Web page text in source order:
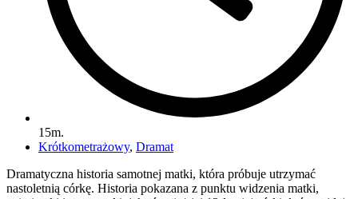
15m.
Krótkometrażowy, Dramat
Dramatyczna historia samotnej matki, która próbuje utrzymać
nastoletnią córkę. Historia pokazana z punktu widzenia matki,